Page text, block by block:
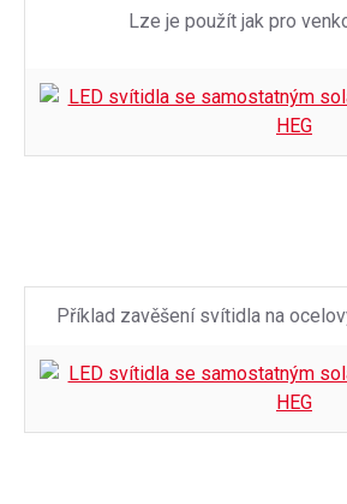
Lze je použít jak pro
Příklad zavěšení svítidla na